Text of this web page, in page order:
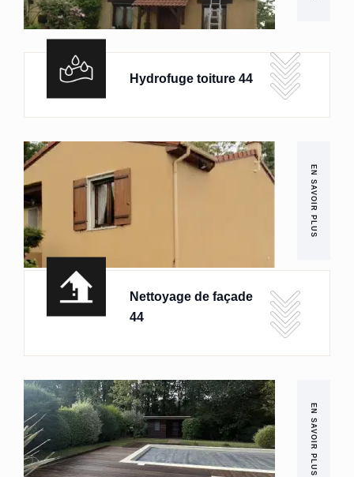
Hydrofuge toiture 44
EN SAVOIR PLUS
Nettoyage de façade
44
EN SAVOIR PLUS